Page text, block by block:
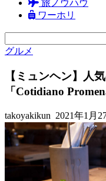
旅ノウハウ
ワーホリ
グルメ
【ミュンヘン】人
「Cotidiano
takoyakikun 2021年1月